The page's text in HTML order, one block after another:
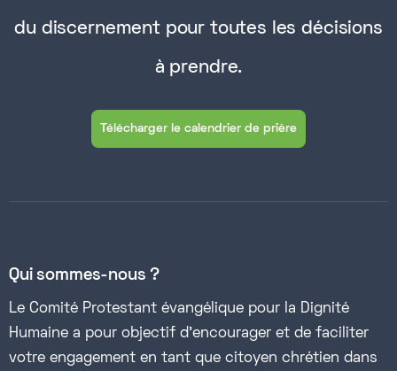
du discernement pour toutes les décisions
à prendre.
Télécharger le calendrier de prière
Qui sommes-nous ?
Le Comité Protestant évangélique pour la Dignité
Humaine a pour objectif d’encourager et de faciliter
votre engagement en tant que citoyen chrétien dans